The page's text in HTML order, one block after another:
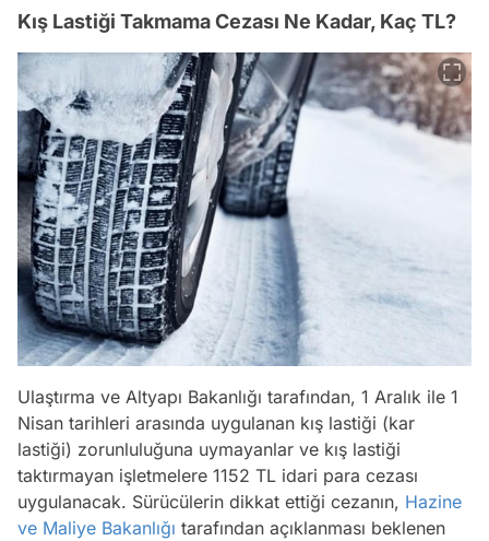
Kış Lastiği Takmama Cezası Ne Kadar, Kaç TL?
Ulaştırma ve Altyapı Bakanlığı tarafından, 1 Aralık ile 1
Nisan tarihleri arasında uygulanan kış lastiği (kar
lastiği) zorunluluğuna uymayanlar ve kış lastiği
taktırmayan işletmelere 1152 TL idari para cezası
uygulanacak. Sürücülerin dikkat ettiği cezanın, Hazine
ve Maliye Bakanlığı tarafından açıklanması beklenen